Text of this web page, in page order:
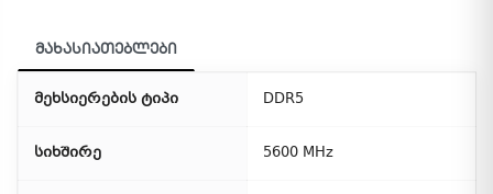
მახასიათებლები
მეხსიერების ტიპი DDR5
სიხშირე 5600 MHz